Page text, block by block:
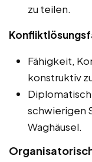
zu teilen.
Fähigkeit,
konstruktiv
schwierigen
Waghäusel.